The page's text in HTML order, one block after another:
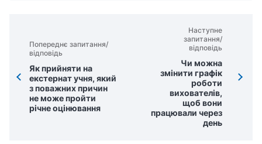
Попереднє запитання/
відповідь
Як прийняти на
екстернат учня, який
з поважних причин
не може пройти
річне оцінювання
Наступне
запитання/
відповідь
Чи можна
змінити графік
роботи
вихователів,
щоб вони
працювали через
день